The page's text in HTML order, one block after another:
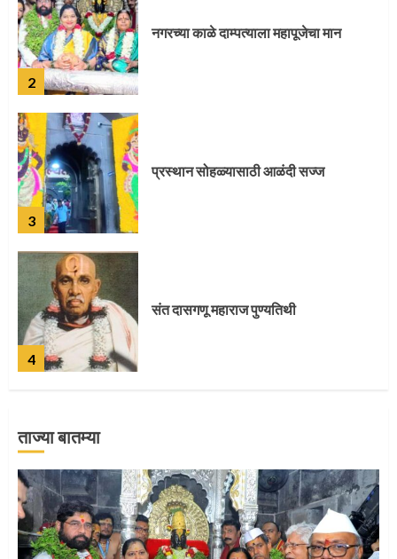
2
3
4
5
‘तुकाराम तुकाराम’ गजरी दुमदुमली देहूनगरी
ताज्या बातम्या